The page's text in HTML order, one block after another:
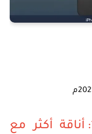
✨ تصميم ايفون 17: أناقة أكثر مع